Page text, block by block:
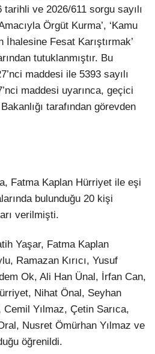
ve 2026/611 sorgu sayılı
Örgüt Kurma’, ‘Kamu
İhalesine Fesat Karıştırmak’
tutuklanmıştır. Bu
maddesi ile 5393 sayılı
maddesi uyarınca, geçici
tarafından görevden
Fatma Kaplan Hürriyet ile eşi
bulunduğu 20 kişi
verilmişti.
Yaşar, Fatma Kaplan
Ramazan Kırıcı, Yusuf
Ok, Ali Han Ünal, İrfan Can,
Nihat Önal, Seyhan
Yılmaz, Çetin Sarıca,
Nusret Ömürhan Yılmaz ve
öğrenildi.